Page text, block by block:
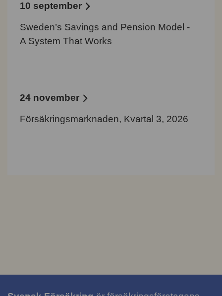
10 september
Sweden’s Savings and Pension Model -
A System That Works
24 november
Försäkringsmarknaden, Kvartal 3, 2026